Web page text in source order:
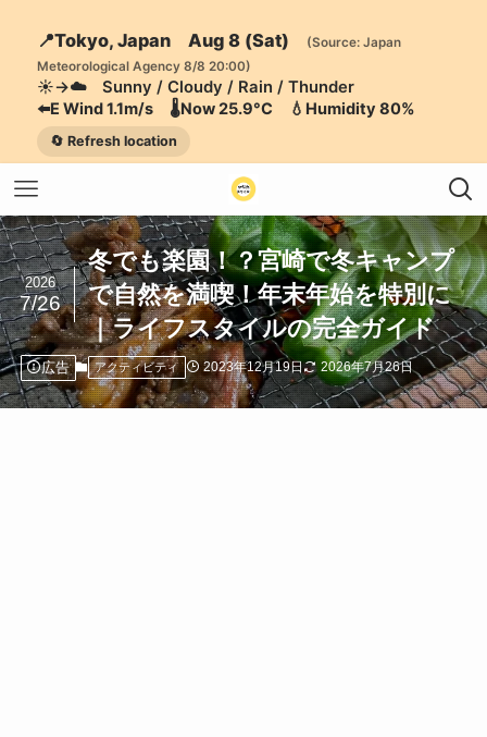
📍Tokyo, Japan Aug 8 (Sat)
(Source: Japan
Meteorological Agency 8/8 20:00)
☀️→☁️ Sunny / Cloudy / Rain / Thunder
⬅️E Wind 1.1m/s 🌡️Now 25.9°C 💧Humidity 80%
🔄 Refresh location
冬でも楽園！？宮崎で冬キャンプ
で自然を満喫！年末年始を特別に
｜ライフスタイルの完全ガイド
2026
7/26
広告 アクティビティ 2023年12月19日 2026年7月26日